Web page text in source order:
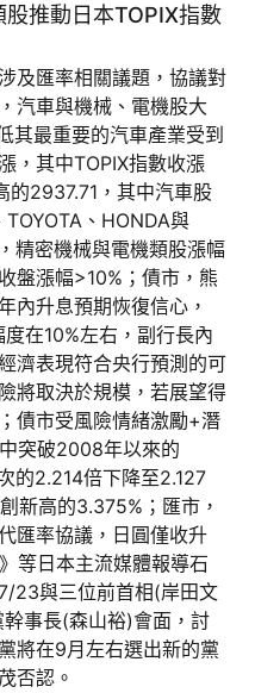
推動日本TOPIX指數
及匯率相關議題，協議對
汽車與機械、電機股大
其最重要的汽車產業受到
，其中TOPIX指數收漲
的2937.71，其中汽車股
、HONDA與
精密機械與電機類股漲幅
盤漲幅>10%；債市，熊
內升息預期恢復信心，
在10%左右，副行長內
濟表現符合央行預測的可
將取決於規模，若展望得
債市受風險情緒激勵+潛
突破2008年以來的
的2.214倍下降至2.127
新高的3.375%；匯市，
匯率協議，日圓僅收升
等日本主流媒體報導石
23與三位前首相(岸田文
事長(森山裕)會面，討
將在9月左右選出新的黨
否認。